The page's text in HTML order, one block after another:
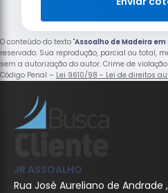
O conteúdo do texto "Assoalho de Madeira em
reservado. Sua reprodução, parcial ou total,
sem a autorização do autor. Crime de
Código Penal – Lei 9610/98 - Lei de direitos
JR ASSOALHO
Rua José Aureliano de Andrade